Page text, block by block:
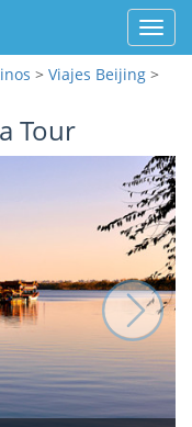
> Viajes Beijing >
Tour